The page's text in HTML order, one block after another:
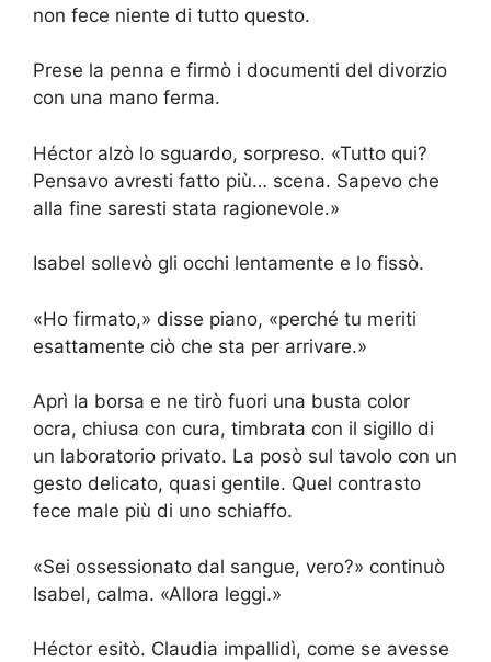
non fece niente di tutto questo.
Prese la penna e firmò i documenti del divorzio
con una mano ferma.
Héctor alzò lo sguardo, sorpreso. «Tutto qui?
Pensavo avresti fatto più… scena. Sapevo che
alla fine saresti stata ragionevole.»
Isabel sollevò gli occhi lentamente e lo fissò.
«Ho firmato,» disse piano, «perché tu meriti
esattamente ciò che sta per arrivare.»
Aprì la borsa e ne tirò fuori una busta color
ocra, chiusa con cura, timbrata con il sigillo di
un laboratorio privato. La posò sul tavolo con un
gesto delicato, quasi gentile. Quel contrasto
fece male più di uno schiaffo.
«Sei ossessionato dal sangue, vero?» continuò
Isabel, calma. «Allora leggi.»
Héctor esitò. Claudia impallidì, come se avesse